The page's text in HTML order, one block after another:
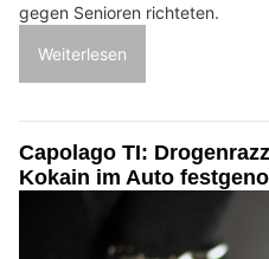
gegen Senioren richteten.
Weiterlesen
Capolago TI:
Kokain im Auto